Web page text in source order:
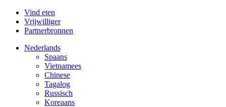
Vind eten
Vrijwilliger
Partnerbronnen
Nederlands
Spaans
Vietnamees
Chinese
Tagalog
Russisch
Koreaans